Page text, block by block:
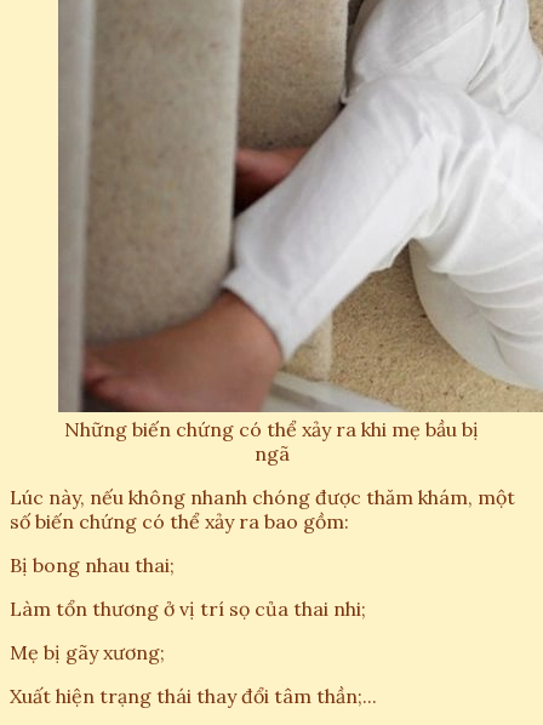
Những biến chứng có thể xảy ra khi mẹ bầu bị
ngã
Lúc này, nếu không nhanh chóng được thăm khám, một
số biến chứng có thể xảy ra bao gồm:
Bị bong nhau thai;
Làm tổn thương ở vị trí sọ của thai nhi;
Mẹ bị gãy xương;
Xuất hiện trạng thái thay đổi tâm thần;...